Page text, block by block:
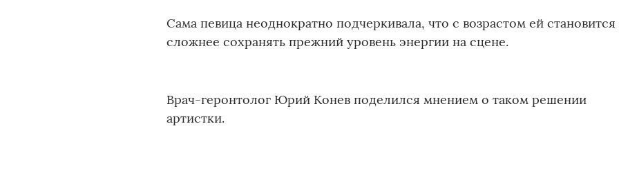
Сама певица неоднократно подчеркивала, что с возрастом ей становится
сложнее сохранять прежний уровень энергии на сцене.
Врач-геронтолог Юрий Конев поделился мнением о таком решении
артистки.